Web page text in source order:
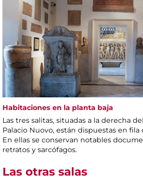
Habitaciones en la planta baja
Las tres salitas, situadas a la derecha
Palacio Nuovo, están dispuestas en
En ellas se conservan notables
retratos y sarcófagos.
Las otras salas